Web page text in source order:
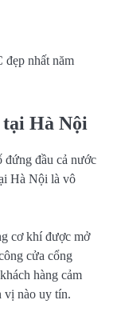
đẹp nhất năm
tại Hà Nội
đứng đầu cả nước
Hà Nội là vô
cơ khí được mở
cửa cổng
hàng cảm
vị nào uy tín.